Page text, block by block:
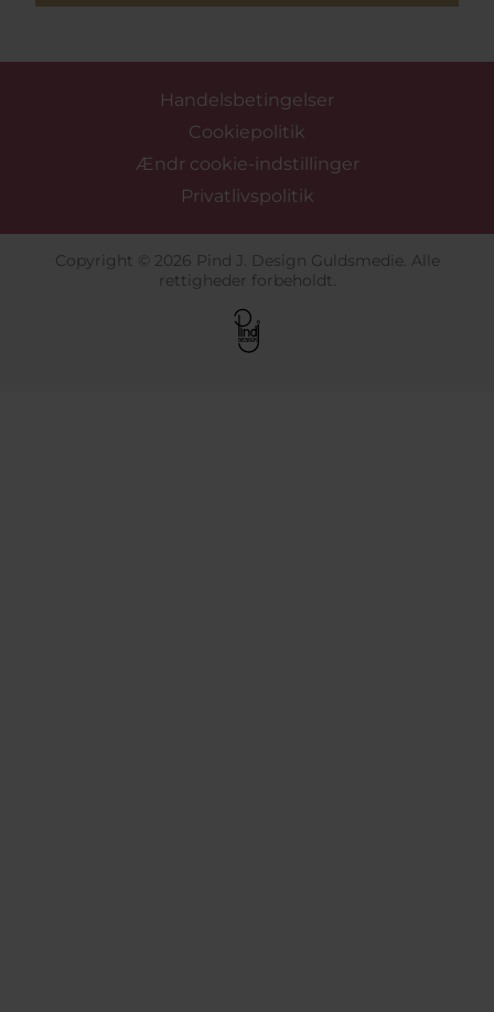
Handelsbetingelser
Cookiepolitik
Ændr cookie-indstillinger
Privatlivspolitik
Copyright © 2026 Pind J. Design Guldsmedie. Alle
rettigheder forbeholdt.